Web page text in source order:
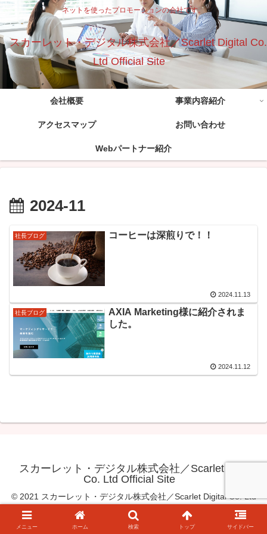
ネットを使ったプロモーションの会社です。
スカーレット・デジタル株式会社／Scarlet Digital Co.
Ltd Official Site
会社概要 事業内容紹介
アクセスマップ お問い合わせ
Webパートナー紹介
2024-11
社長ブログ コーヒーは深煎りで！！
2024.11.13
社長ブログ
AXIA Marketing様に紹介されま
した。
2024.11.12
スカーレット・デジタル株式会社／Scarlet Digital
Co. Ltd Official Site
© 2021 スカーレット・デジタル株式会社／Scarlet Digital Co. Ltd
Official Site.
メニュー ホーム 検索 トップ サイドバー